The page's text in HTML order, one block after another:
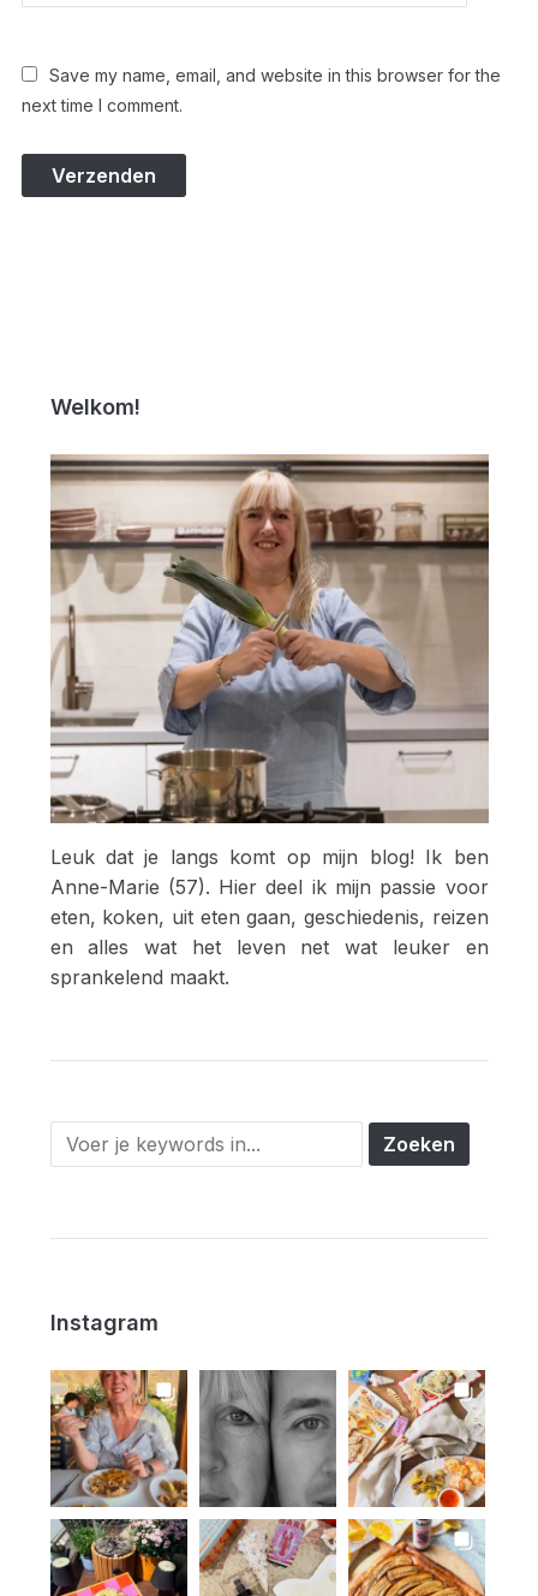
Save my name, email, and website in this browser for the
next time I comment.
Welkom!
Leuk dat je langs komt op mijn blog! Ik ben
Anne-Marie (57). Hier deel ik mijn passie voor
eten, koken, uit eten gaan, geschiedenis, reizen
en alles wat het leven net wat leuker en
sprankelend maakt.
Instagram